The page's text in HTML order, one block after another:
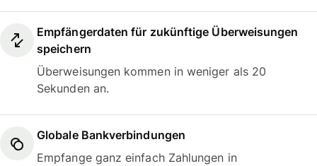
Empfängerdaten für zukünftige Überweisungen
speichern
Überweisungen kommen in weniger als 20
Sekunden an.
Globale Bankverbindungen
Empfange ganz einfach Zahlungen in